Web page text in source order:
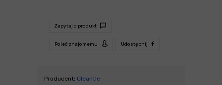
Zapytaj o produkt
Poleć znajomemu Udostępnij
Producent: Cleantle